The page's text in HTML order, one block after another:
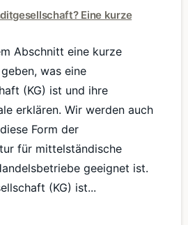
Eine kurze
Abschnitt eine kurze
was eine
(KG) ist und ihre
erklären. Wir werden auch
Form der
für mittelständische
geeignet ist.
(KG) ist...